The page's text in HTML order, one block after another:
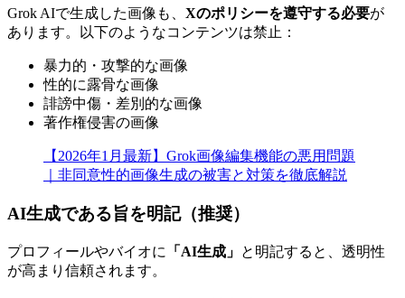
Grok AIで生成した画像も、 Xのポリシーを遵守する必要が
あります。以下のようなコンテンツは禁止：
暴力的・攻撃的な画像
性的に露骨な画像
誹謗中傷・差別的な画像
著作権侵害の画像
【2026年1月最新】Grok画像編集機能の悪用問題
｜非同意性的画像生成の被害と対策を徹底解説
AI生成である旨を明記（推奨）
プロフィールやバイオに 「AI生成」 と明記すると、透明性
が高まり信頼されます。